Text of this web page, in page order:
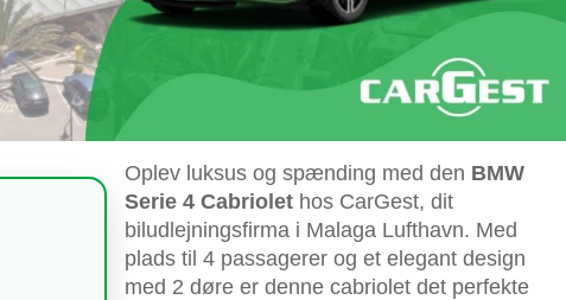
Oplev luksus og spænding med den BMW
Serie 4 Cabriolet hos CarGest, dit
biludlejningsfirma i Malaga Lufthavn. Med
plads til 4 passagerer og et elegant design
med 2 døre er denne cabriolet det perfekte